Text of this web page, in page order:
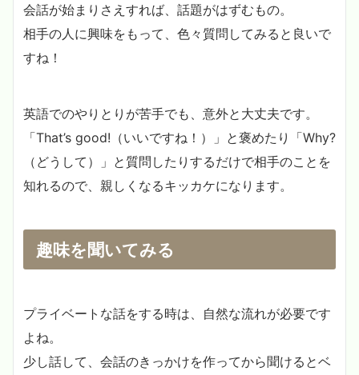
会話が始まりさえすれば、話題がはずむもの。
相手の人に興味をもって、色々質問してみると良いで
すね！
英語でのやりとりが苦手でも、意外と大丈夫です。
「That’s good!（いいですね！）」と褒めたり「Why?
（どうして）」と質問したりするだけで相手のことを
知れるので、親しくなるキッカケになります。
趣味を聞いてみる
プライベートな話をする時は、自然な流れが必要です
よね。
少し話して、会話のきっかけを作ってから聞けるとベ